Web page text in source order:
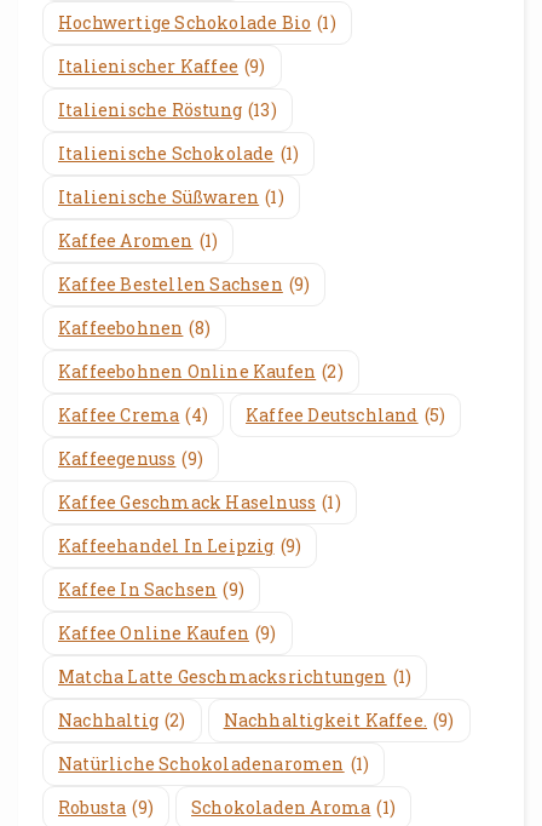
Hochwertige Schokolade Bio (1)
Italienischer Kaffee (9)
Italienische Röstung (13)
Italienische Schokolade (1)
Italienische Süßwaren (1)
Kaffee Aromen (1)
Kaffee Bestellen Sachsen (9)
Kaffeebohnen (8)
Kaffeebohnen Online Kaufen (2)
Kaffee Crema (4) Kaffee Deutschland (5)
Kaffeegenuss (9)
Kaffee Geschmack Haselnuss (1)
Kaffeehandel In Leipzig (9)
Kaffee In Sachsen (9)
Kaffee Online Kaufen (9)
Matcha Latte Geschmacksrichtungen (1)
Nachhaltig (2) Nachhaltigkeit Kaffee. (9)
Natürliche Schokoladenaromen (1)
Robusta (9) Schokoladen Aroma (1)